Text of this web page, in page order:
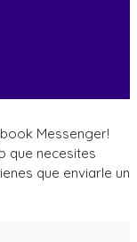
Messenger!
que necesites
que enviarle un